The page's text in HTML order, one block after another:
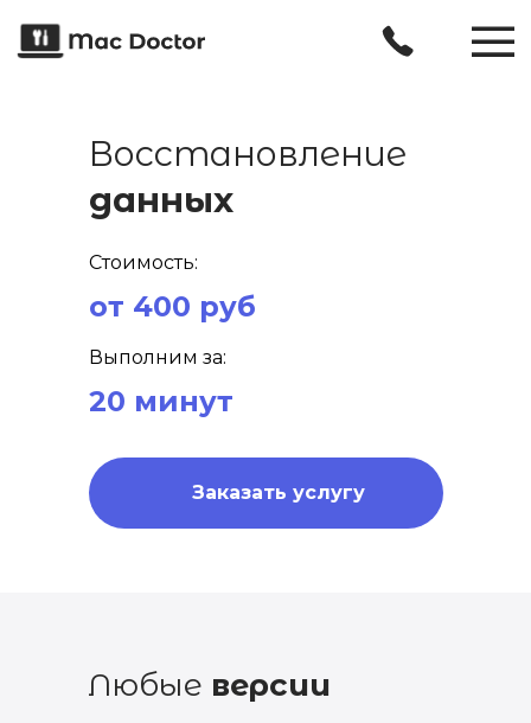
Восстановление
данных
Заказать услугу
Стоимость:
от 400 руб
Выполним за:
20 минут
Любые версии